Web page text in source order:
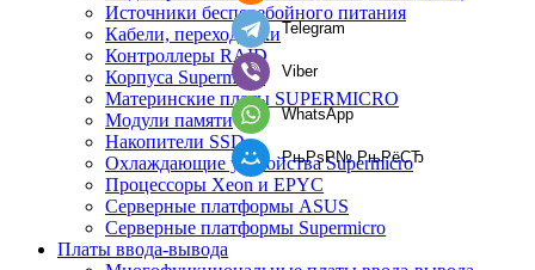
Источники бесперебойного питания
Кабели, переходники
Контроллеры RAID
Корпуса Supermicro
Материнские платы SUPERMICRO
Модули памяти
Накопители SSD
Охлаждающие устройства Supermicro
Процессоры Xeon и EPYC
Серверные платформы ASUS
Серверные платформы Supermicro
Платы ввода-вывода
Telegram
Viber
WhatsApp
РњРѕР№ РњРёСЂ